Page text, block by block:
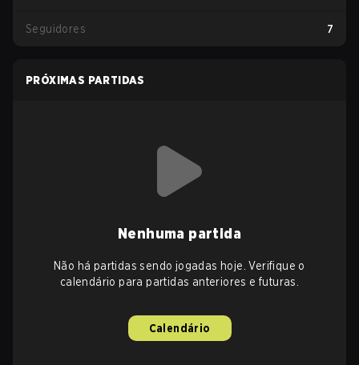
Seguidores 7
PRÓXIMAS PARTIDAS
Nenhuma partida
Não há partidas sendo jogadas hoje. Verifique o
calendário para partidas anteriores e futuras.
Calendário